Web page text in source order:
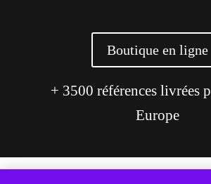
Boutique en ligne
+ 3500 références livrées
Europe